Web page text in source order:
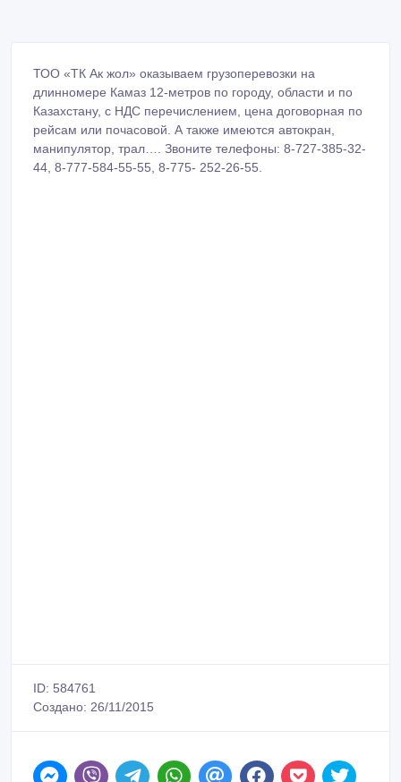
ТОО «ТК Ак жол» оказываем грузоперевозки на
длинномере Камаз 12-метров по городу, области и по
Казахстану, с НДС перечислением, цена договорная по
рейсам или почасовой. А также имеются автокран,
манипулятор, трал…. Звоните телефоны: 8-727-385-32-
44, 8-777-584-55-55, 8-775- 252-26-55.
ID: 584761
Создано: 26/11/2015